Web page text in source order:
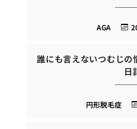
AGA
誰にも言えないつむじの
日
円形脱毛症